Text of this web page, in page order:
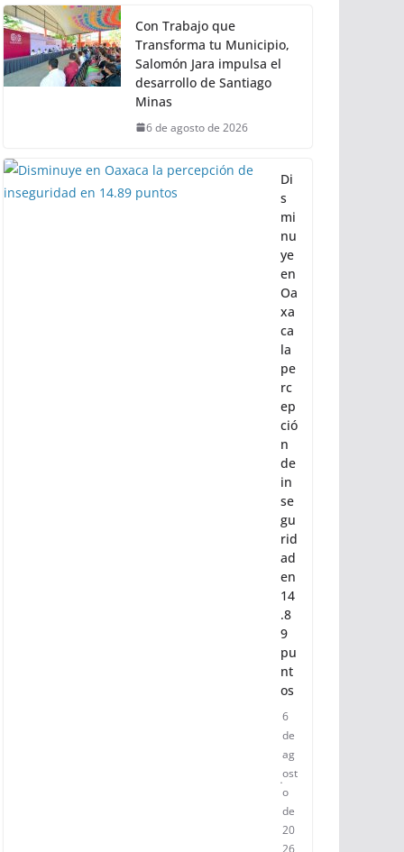
disfrutar la 7ª Saboreada
de Mezcal 2026 y el 14º
Torneo de Pez Vela
6 de agosto de 2026
Con Trabajo que
Salomón Jara impulsa el
desarrollo de Santiago
Di
s
mi
nu
ye
en
Oa
xa
ca
la
pe
rc
ep
ció
n
de
in
se
gu
rid
ad
en
14
.8
pu
nt
os
6
de